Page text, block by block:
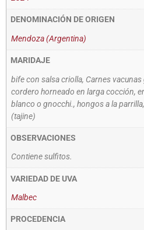
DENOMINACIÓN DE ORIGEN
Mendoza (Argentina)
MARIDAJE
bife con salsa criolla, Carnes
cordero horneado en larga cocción,
blanco o gnocchi., hongos a la
(tajine)
OBSERVACIONES
Contiene sulfitos.
VARIEDAD DE UVA
Malbec
PROCEDENCIA